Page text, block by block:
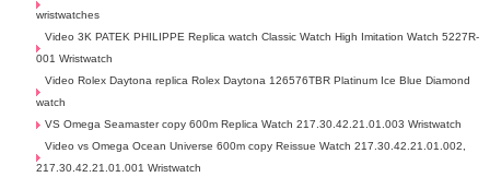
wristwatches
Video 3K PATEK PHILIPPE Replica watch Classic Watch High Imitation Watch 5227R-
001 Wristwatch
Video Rolex Daytona replica Rolex Daytona 126576TBR Platinum Ice Blue Diamond
watch
VS Omega Seamaster copy 600m Replica Watch 217.30.42.21.01.003 Wristwatch
Video vs Omega Ocean Universe 600m copy Reissue Watch 217.30.42.21.01.002,
217.30.42.21.01.001 Wristwatch